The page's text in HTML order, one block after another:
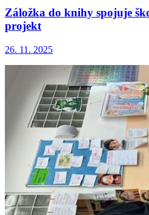
Záložka do knihy spojuje
projekt
26. 11. 2025